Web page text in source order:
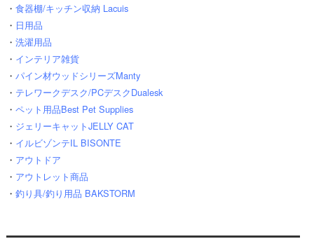
・ 食器棚/キッチン収納 Lacuis
・ 日用品
・ 洗濯用品
・ インテリア雑貨
・ パイン材ウッドシリーズManty
・ テレワークデスク/PCデスクDualesk
・ ペット用品Best Pet Supplies
・ ジェリーキャットJELLY CAT
・ イルビゾンテIL BISONTE
・ アウトドア
・ アウトレット商品
・ 釣り具/釣り用品 BAKSTORM